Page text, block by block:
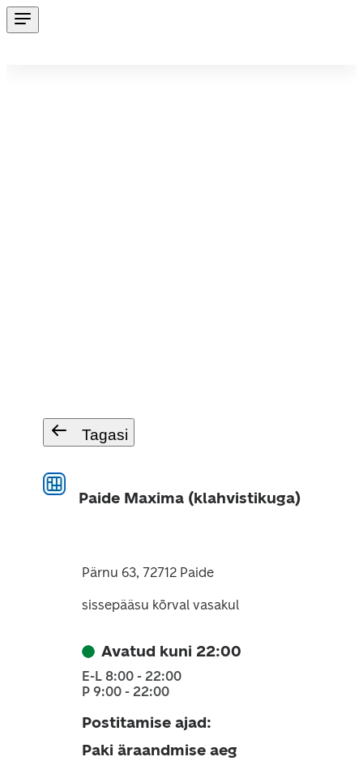
Tagasi
Paide Maxima (klahvistikuga)
Pärnu 63, 72712 Paide
sissepääsu kõrval vasakul
Avatud kuni 22:00
E-L 8:00 - 22:00
P 9:00 - 22:00
Postitamise ajad:
Paki äraandmise aeg